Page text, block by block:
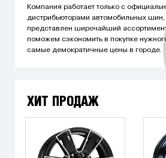
Компания работает только с
дистрибьюторами автомобильных шин,
представлен широчайший
поможем сэкономить в покупке
самые демократичные цены в городе.
ХИТ ПРОДАЖ